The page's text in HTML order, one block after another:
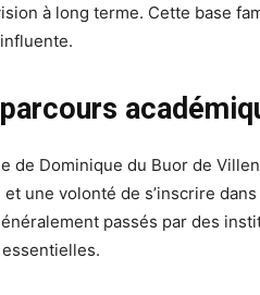
à long terme. Cette base
de Dominique du Buor de
et une volonté de s’inscrire
passés par des